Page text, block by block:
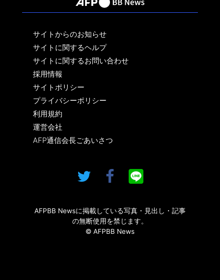
サイトからのお知らせ
サイトに関するヘルプ
サイトに関するお問い合わせ
採用情報
サイトポリシー
プライバシーポリシー
利用規約
運営会社
AFP通信会長ごあいさつ
AFPBB Newsに掲載している写真・見出し・記事
の無断使用を禁じます。
© AFPBB News